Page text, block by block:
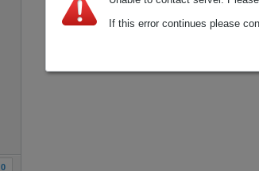
0
If this error continues please